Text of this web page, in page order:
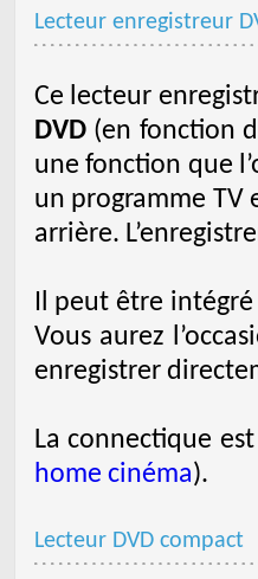
Lecteur enregistreur
Ce lecteur
DVD(en fonction
une fonction que
un programme
arrière.
Il peut être
Vous aurez
enregistrer
La connectique
home cinéma).
Lecteur DVD compact